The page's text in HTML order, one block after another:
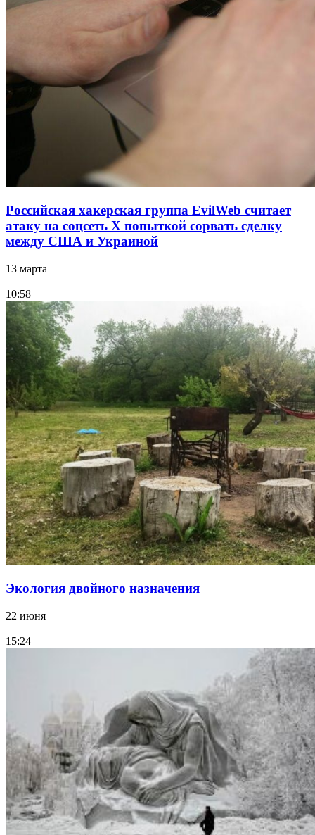
Российская хакерская группа EvilWeb считает
атаку на соцсеть Х попыткой сорвать сделку
между США и Украиной
13 марта
10:58
Экология двойного назначения
22 июня
15:24